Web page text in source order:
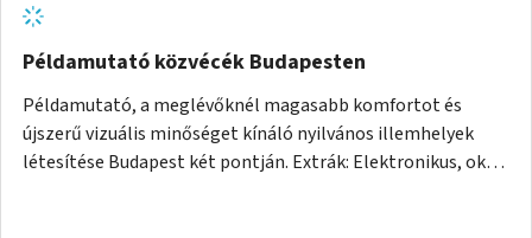
Példamutató közvécék Budapesten
Példamutató, a meglévőknél magasabb komfortot és
újszerű vizuális minőséget kínáló nyilvános illemhelyek
létesítése Budapest két pontján. Extrák: Elektronikus, okos